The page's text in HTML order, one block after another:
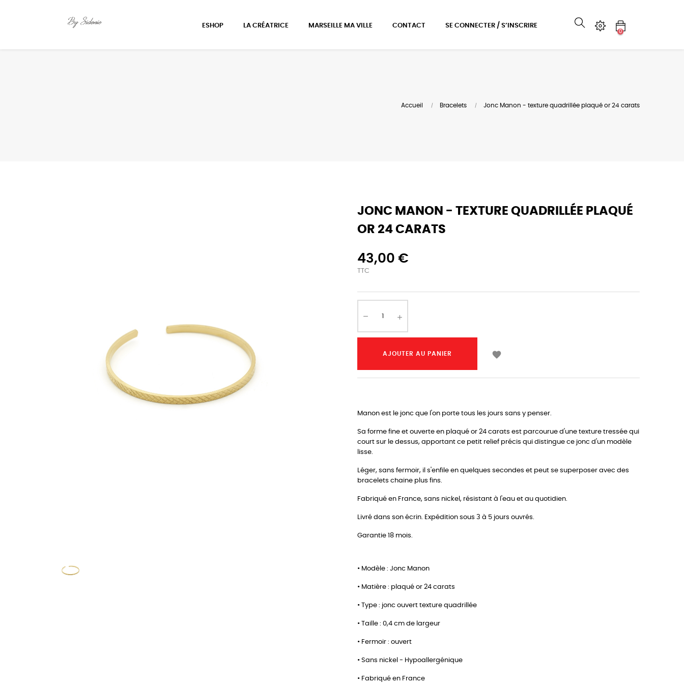
ESHOP LA CRÉATRICE MARSEILLE MA VILLE CONTACT SE CONNECTER / S’INSCRIRE
0
Accueil Bracelets Jonc Manon - texture quadrillée plaqué or 24 carats
JONC MANON - TEXTURE QUADRILLÉE PLAQUÉ
OR 24 CARATS
43,00 €
TTC
AJOUTER AU PANIER 
Manon est le jonc que l'on porte tous les jours sans y penser.
Sa forme fine et ouverte en plaqué or 24 carats est parcourue d'une texture tressée qui
court sur le dessus, apportant ce petit relief précis qui distingue ce jonc d'un modèle
lisse.
Léger, sans fermoir, il s'enfile en quelques secondes et peut se superposer avec des
bracelets chaine plus fins.
Fabriqué en France, sans nickel, résistant à l'eau et au quotidien.
Livré dans son écrin. Expédition sous 3 à 5 jours ouvrés.
Garantie 18 mois.
• Modèle : Jonc Manon
• Matière : plaqué or 24 carats
• Type : jonc ouvert texture quadrillée
• Taille : 0,4 cm de largeur
• Fermoir : ouvert
• Sans nickel - Hypoallergénique
• Fabriqué en France